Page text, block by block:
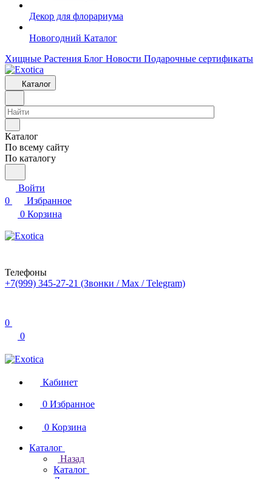
Декор для флорариума
Новогодний Каталог
Хищные Растения Блог Новости Подарочные сертификаты
Каталог
Каталог
По всему сайту
По каталогу
Войти
0
Избранное
0 Корзина
Телефоны
+7(999) 345-27-21 (Звонки / Max / Telegram)
0
0
Кабинет
0 Избранное
0 Корзина
Каталог
Назад
Каталог